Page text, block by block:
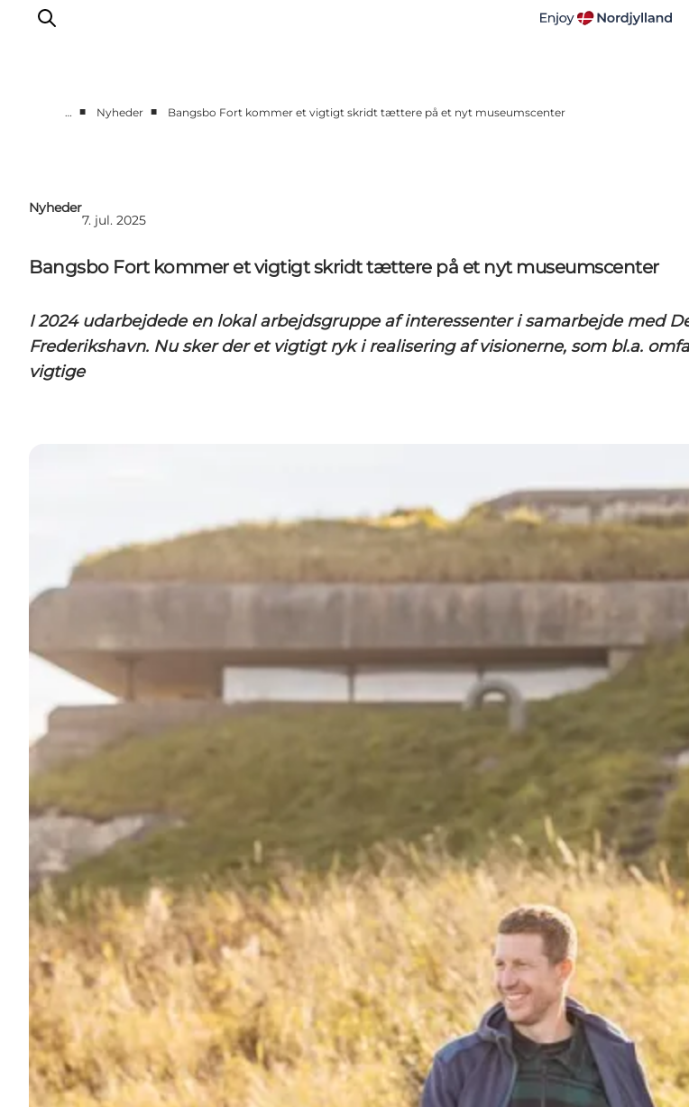
Presse
Partnerskab
Bæredygtighed
Om os
… ■ Nyheder ■ Bangsbo Fort kommer et vigtigt skridt tættere på et nyt museumscenter
Nyheder
7. jul. 2025
Bangsbo Fort kommer et vigtigt skridt tættere på et nyt museumscenter
I 2024 udarbejdede en lokal arbejdsgruppe af interessenter i samarbejde med
Frederikshavn. Nu sker der et vigtigt ryk i realisering af visionerne, som bl.a.
vigtige